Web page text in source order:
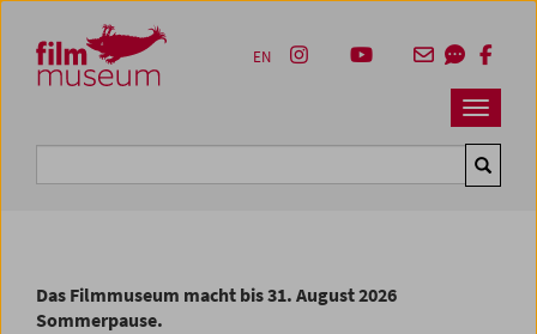
Zum Inhalt
Zum Hauptmenü
Zur Servicenavigation
Zum Suche
Navbar
EN
Das Filmmuseum macht bis 31. August 2026
Sommerpause.